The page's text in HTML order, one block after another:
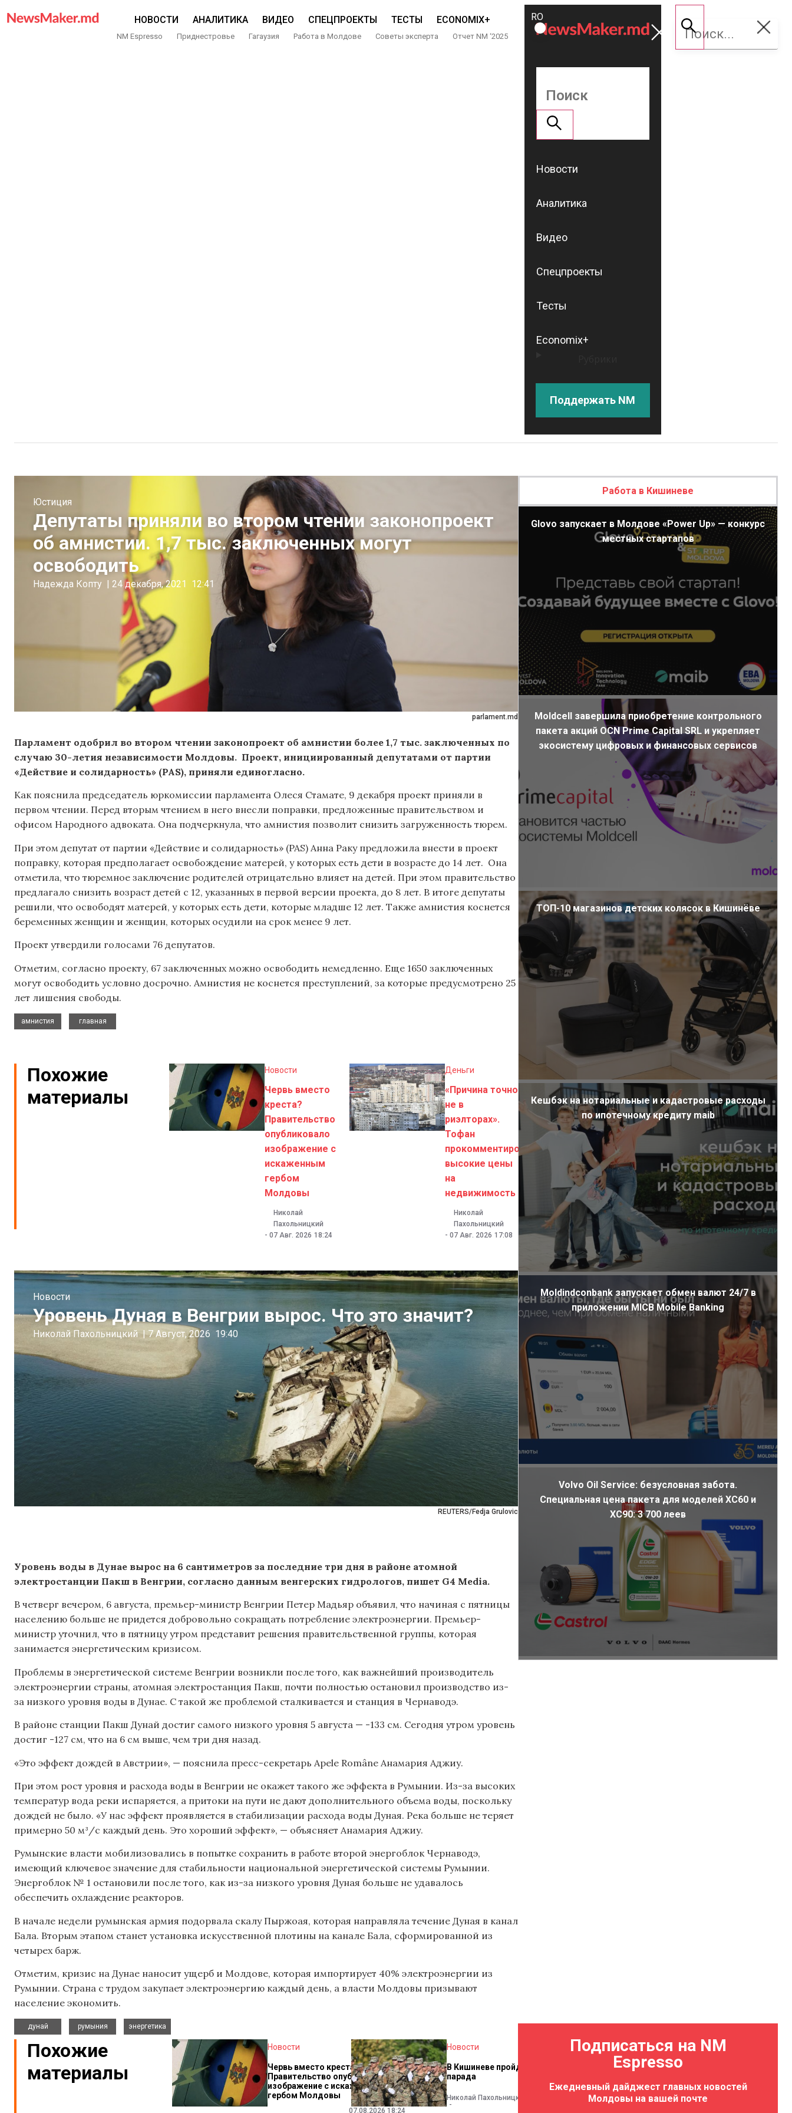
НОВОСТИ АНАЛИТИКА ВИДЕО СПЕЦПРОЕКТЫ ТЕСТЫ ECONOMIX+
NM Espresso Приднестровье Гагаузия Работа в Молдове Советы эксперта Отчет NM ‘2025
ROMÂNĂ
RU
Поддержать
NM
Новости
Аналитика
Видео
Спецпроекты
Тесты
Economix+
Поддержать NM
parlament.md
Юстиция
Депутаты приняли во втором чтении законопроект
об амнистии. 1,7 тыс. заключенных могут
освободить
Надежда Копту | 24 декабря, 2021 12:41
Парламент одобрил во втором чтении законопроект об амнистии более 1,7 тыс. заключенных по
случаю 30-летия независимости Молдовы. Проект, инициированный депутатами от партии
«Действие и солидарность» (PAS), приняли единогласно.
Как пояснила председатель юркомиссии парламента Олеся Стамате, 9 декабря проект приняли в
первом чтении. Перед вторым чтением в него внесли поправки, предложенные правительством и
офисом Народного адвоката. Она подчеркнула, что амнистия позволит снизить загруженность тюрем.
При этом депутат от партии «Действие и солидарность» (PAS) Анна Раку предложила внести в проект
поправку, которая предполагает освобождение матерей, у которых есть дети в возрасте до 14 лет. Она
отметила, что тюремное заключение родителей отрицательно влияет на детей. При этом правительство
предлагало снизить возраст детей с 12, указанных в первой версии проекта, до 8 лет. В итоге депутаты
решили, что освободят матерей, у которых есть дети, которые младше 12 лет. Также амнистия коснется
беременных женщин и женщин, которых осудили на срок менее 9 лет.
Проект утвердили голосами 76 депутатов.
Отметим, согласно проекту, 67 заключенных можно освободить немедленно. Еще 1650 заключенных
могут освободить условно досрочно. Амнистия не коснется преступлений, за которые предусмотрено 25
лет лишения свободы.
амнистия
главная
Похожие
материалы
Новости
Червь вместо
креста?
Правительство
опубликовало
изображение с
искаженным
гербом
Молдовы
Николай
Пахольницкий
- 07 Авг. 2026 18:24
Деньги
«Причина точно
не в
риэлторах».
Тофан
прокомментировал
высокие цены
на
недвижимость
Николай
Пахольницкий
- 07 Авг. 2026 17:08
REUTERS/Fedja Grulovic
Новости
Уровень Дуная в Венгрии вырос. Что это значит?
Николай Пахольницкий | 7 Август, 2026 19:40
Уровень воды в Дунае вырос на 6 сантиметров за последние три дня в районе атомной
электростанции Пакш в Венгрии, согласно данным венгерских гидрологов, пишет G4 Media.
В четверг вечером, 6 августа, премьер-министр Венгрии Петер Мадьяр объявил, что начиная с пятницы
населению больше не придется добровольно сокращать потребление электроэнергии. Премьер-
министр уточнил, что в пятницу утром представит решения правительственной группы, которая
занимается энергетическим кризисом.
Проблемы в энергетической системе Венгрии возникли после того, как важнейший производитель
электроэнергии страны, атомная электростанция Пакш, почти полностью остановил производство из-
за низкого уровня воды в Дунае. С такой же проблемой сталкивается и станция в Чернаводэ.
В районе станции Пакш Дунай достиг самого низкого уровня 5 августа — -133 см. Сегодня утром уровень
достиг -127 см, что на 6 см выше, чем три дня назад.
«Это эффект дождей в Австрии», — пояснила пресс-секретарь Apele Române Анамария Аджиу.
При этом рост уровня и расхода воды в Венгрии не окажет такого же эффекта в Румынии. Из-за высоких
температур вода реки испаряется, а притоки на пути не дают дополнительного объема воды, поскольку
дождей не было. «У нас эффект проявляется в стабилизации расхода воды Дуная. Река больше не теряет
примерно 50 м³/с каждый день. Это хороший эффект», — объясняет Анамария Аджиу.
Румынские власти мобилизовались в попытке сохранить в работе второй энергоблок Чернаводэ,
имеющий ключевое значение для стабильности национальной энергетической системы Румынии.
Энергоблок № 1 остановили после того, как из-за низкого уровня Дуная больше не удавалось
обеспечить охлаждение реакторов.
В начале недели румынская армия подорвала скалу Пыржоая, которая направляла течение Дуная в канал
Бала. Вторым этапом станет установка искусственной плотины на канале Бала, сформированной из
четырех барж.
Отметим, кризис на Дунае наносит ущерб и Молдове, которая импортирует 40% электроэнергии из
Румынии. Страна с трудом закупает электроэнергию каждый день, а власти Молдовы призывают
население экономить.
дунай
румыния
энергетика
Похожие
материалы
Новости
Червь вместо креста?
Правительство опубликовало
изображение с искаженным
гербом Молдовы
07.08.2026 18:24
Новости
В Кишиневе пройдет репитиция
парада
Николай Пахольницкий
07.08.2026 17:44
Работа в Кишиневе
Glovo запускает в Молдове «Power Up» — конкурс
местных стартапов
Moldcell завершила приобретение контрольного
пакета акций OCN Prime Capital SRL и укрепляет
экосистему цифровых и финансовых сервисов
ТОП-10 магазинов детских колясок в Кишинёве
Кешбэк на нотариальные и кадастровые расходы
по ипотечному кредиту maib
Moldindconbank запускает обмен валют 24/7 в
приложении MICB Mobile Banking
Volvo Oil Service: безусловная забота.
Специальная цена пакета для моделей XC60 и
XC90: 3 700 леев
Подписаться на NM
Espresso
Ежедневный дайджест главных новостей
Молдовы на вашей почте